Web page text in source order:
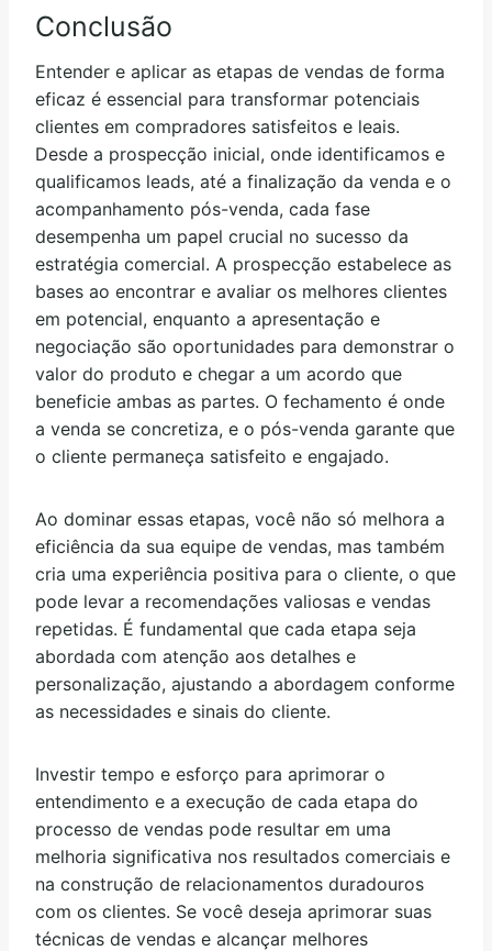
Conclusão
Entender e aplicar as etapas de vendas de forma
eficaz é essencial para transformar potenciais
clientes em compradores satisfeitos e leais.
Desde a prospecção inicial, onde identificamos e
qualificamos leads, até a finalização da venda e o
acompanhamento pós-venda, cada fase
desempenha um papel crucial no sucesso da
estratégia comercial. A prospecção estabelece as
bases ao encontrar e avaliar os melhores clientes
em potencial, enquanto a apresentação e
negociação são oportunidades para demonstrar o
valor do produto e chegar a um acordo que
beneficie ambas as partes. O fechamento é onde
a venda se concretiza, e o pós-venda garante que
o cliente permaneça satisfeito e engajado.
Ao dominar essas etapas, você não só melhora a
eficiência da sua equipe de vendas, mas também
cria uma experiência positiva para o cliente, o que
pode levar a recomendações valiosas e vendas
repetidas. É fundamental que cada etapa seja
abordada com atenção aos detalhes e
personalização, ajustando a abordagem conforme
as necessidades e sinais do cliente.
Investir tempo e esforço para aprimorar o
entendimento e a execução de cada etapa do
processo de vendas pode resultar em uma
melhoria significativa nos resultados comerciais e
na construção de relacionamentos duradouros
com os clientes. Se você deseja aprimorar suas
técnicas de vendas e alcançar melhores